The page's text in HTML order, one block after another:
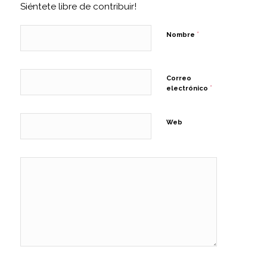
Siéntete libre de contribuir!
Nombre *
Correo
electrónico *
Web